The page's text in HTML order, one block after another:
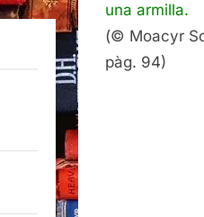
una armilla.
(© Moacyr
pàg. 94)